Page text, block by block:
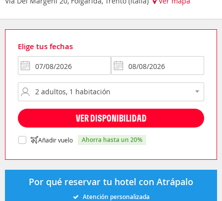
Elige tus fechas
VER DISPONIBILIDAD
Añadir vuelo ahorra hasta un 20%
Por qué reservar tu hotel con Atrápalo
Atención personalizada